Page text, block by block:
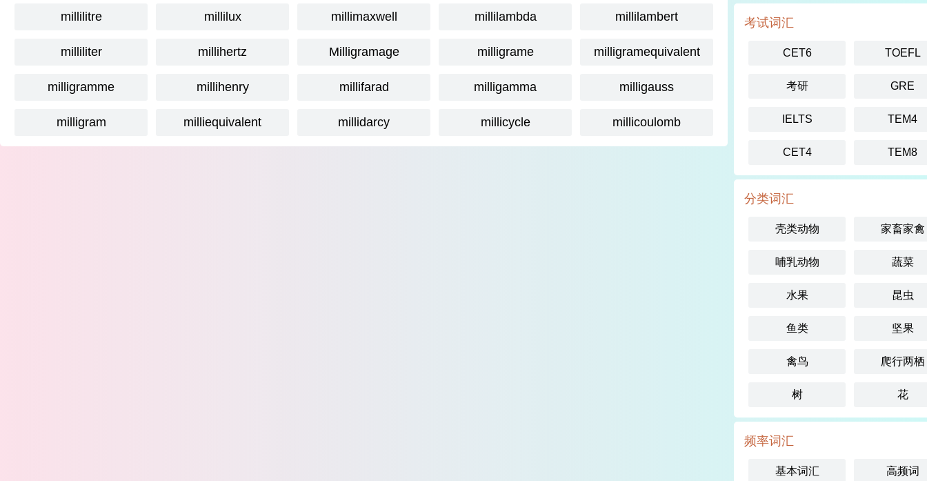
millilitre millilux millimaxwell millilambda millilambert
milliliter millihertz Milligramage milligrame milligramequivalent
milligramme millihenry millifarad milligamma milligauss
milligram milliequivalent millidarcy millicycle millicoulomb
考试词汇
CET6 TOEFL
考研 GRE
IELTS TEM4
CET4 TEM8
分类词汇
壳类动物 家畜家禽
哺乳动物 蔬菜
水果 昆虫
鱼类 坚果
禽鸟 爬行两栖
树 花
频率词汇
基本词汇 高频词